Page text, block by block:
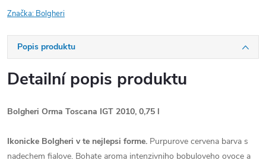
Značka: Bolgheri
Popis produktu
Detailní popis produktu
Bolgheri Orma Toscana IGT 2010, 0,75 l
Ikonicke Bolgheri v te nejlepsi forme. Purpurove cervena barva s
nadechem fialove. Bohate aroma intenzivniho bobuloveho ovoce a